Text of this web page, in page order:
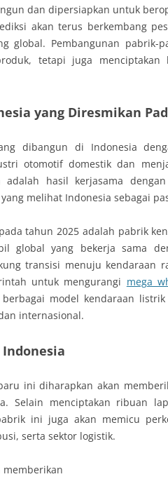
dan dipersiapkan untuk
akan terus berkembang
global. Pembangunan pabrik-
tetapi juga menciptakan
yang Diresmikan
dibangun di Indonesia
otomotif domestik dan
hasil kerjasama
melihat Indonesia sebagai
tahun 2025 adalah pabrik
global yang bekerja sama
transisi menuju kendaraan
untuk mengurangi mega
model kendaraan
internasional.
ini diharapkan akan
Selain menciptakan ribuan
ini juga akan memicu
serta sektor logistik.